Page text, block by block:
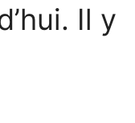
Il y